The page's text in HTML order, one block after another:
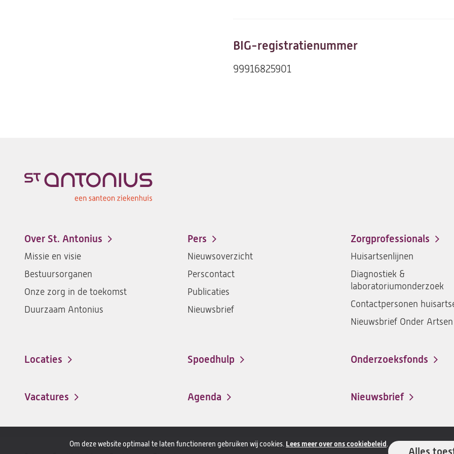
Om deze website optimaal te laten functioneren gebruiken wij cookies. Lees meer over ons cookiebeleid .
nieuwe
BIG-registratienummer
99916825901
Footer-
menu
Over St. Antonius
Missie en visie
Bestuursorganen
Onze zorg in de toekomst
Duurzaam Antonius
Pers
Nieuwsoverzicht
Perscontact
Publicaties
Nieuwsbrief
Zorgprofessionals
Huisartsenlijnen
Diagnostiek &
laboratoriumonderzoek
Contactpersonen
Nieuwsbrief Onder Artsen
Locaties Spoedhulp Onderzoeksfonds
Vacatures
(opent
Agenda Nieuwsbrief